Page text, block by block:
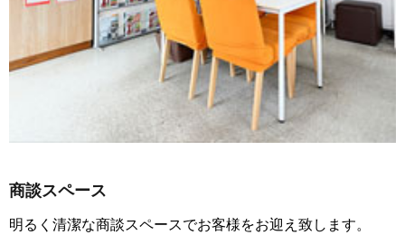
商談スペース
明るく清潔な商談スペースでお客様をお迎え致します。